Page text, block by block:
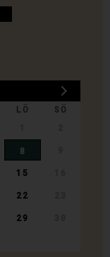
LÖ
SÖ
8
15
22
29